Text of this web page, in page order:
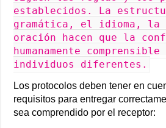
establecidos. La
gramática, el idioma, la
oración hacen que la
humanamente comprensible
individuos diferentes.
Los protocolos deben tener en
requisitos para entregar
sea comprendido por el receptor: